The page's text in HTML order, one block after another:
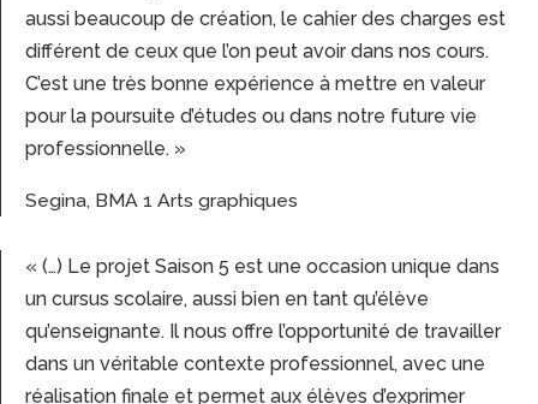
aussi beaucoup de création, le cahier des charges est
différent de ceux que l’on peut avoir dans nos cours.
C’est une très bonne expérience à mettre en valeur
pour la poursuite d’études ou dans notre future vie
professionnelle. »
Segina, BMA 1 Arts graphiques
« (…) Le projet Saison 5 est une occasion unique dans
un cursus scolaire, aussi bien en tant qu’élève
qu’enseignante. Il nous offre l’opportunité de travailler
dans un véritable contexte professionnel, avec une
réalisation finale et permet aux élèves d’exprimer